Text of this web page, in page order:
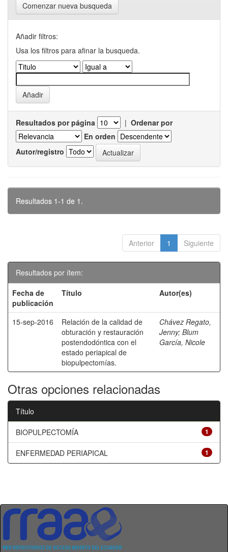
Comenzar nueva busqueda
Añadir filtros:
Usa los filtros para afinar la busqueda.
Resultados por página | Ordenar por
En orden
Autor/registro
Resultados 1-1 de 1.
Anterior 1 Siguiente
Resultados por ítem:
Fecha de
publicación
Título Autor(es)
15-sep-2016
Relación de la calidad de
obturación y restauración
postendodóntica con el
estado periapical de
biopulpectomías.
Chávez Regato,
Jenny; Blum
García, Nicole
Otras opciones relacionadas
Título
1
BIOPULPECTOMÍA
1
ENFERMEDAD PERIAPICAL